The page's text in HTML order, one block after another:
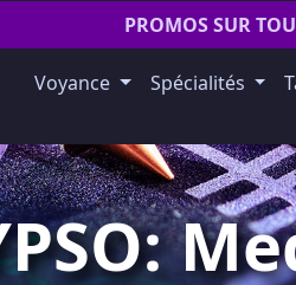
PROMOS SUR
Voyance Spécialités